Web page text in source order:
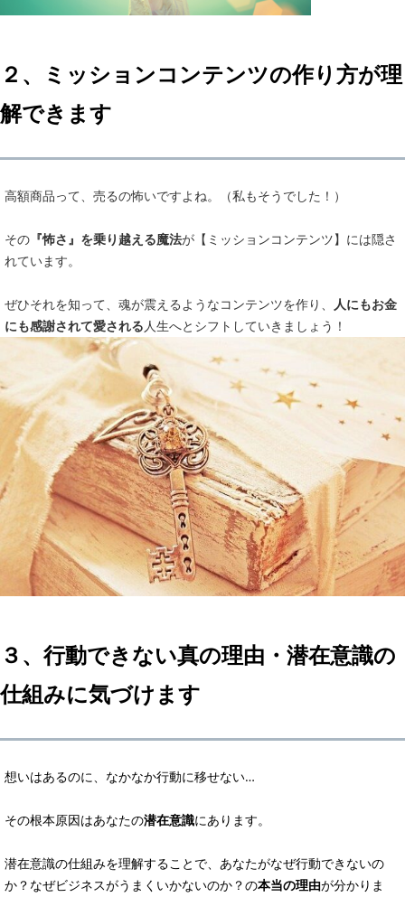
２、ミッションコンテンツの作り方が理
解できます
高額商品って、売るの怖いですよね。（私もそうでした！）
その 『怖さ』を乗り越える魔法が【ミッションコンテンツ】には隠さ
れています。
ぜひそれを知って、魂が震えるようなコンテンツを作り、
人にもお金
にも感謝されて愛される 人生へとシフトしていきましょう！
３、行動できない真の理由・潜在意識の
仕組みに気づけます
想いはあるのに、なかなか行動に移せない…
その根本原因はあなたの潜在意識にあります。
潜在意識の仕組みを理解することで、あなたがなぜ行動できないの
か？なぜビジネスがうまくいかないのか？の本当の理由が分かりま